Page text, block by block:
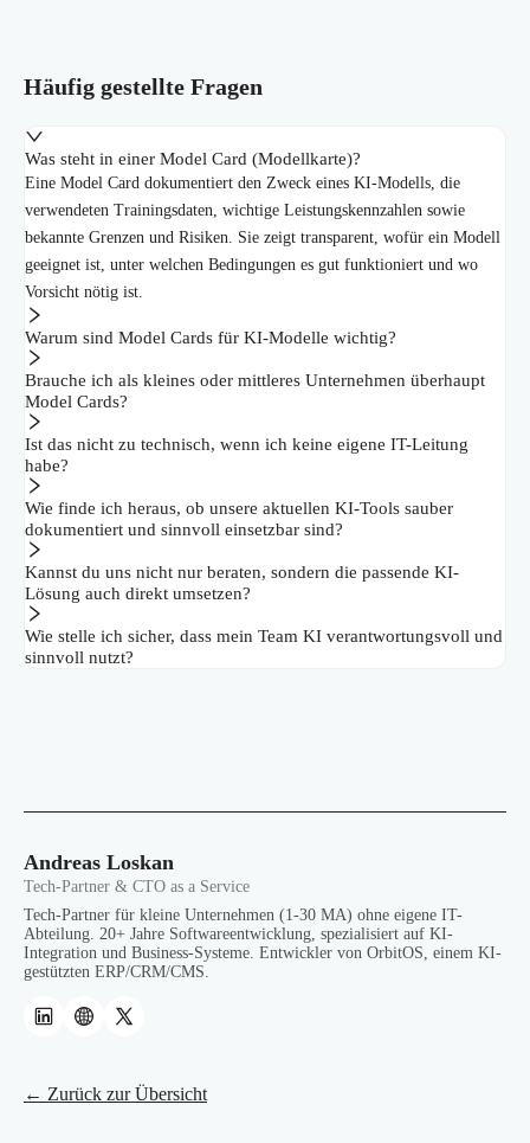
Häufig gestellte Fragen
Was steht in einer Model Card (Modellkarte)?
Eine Model Card dokumentiert den Zweck eines KI-Modells, die
verwendeten Trainingsdaten, wichtige Leistungskennzahlen sowie
bekannte Grenzen und Risiken. Sie zeigt transparent, wofür ein Modell
geeignet ist, unter welchen Bedingungen es gut funktioniert und wo
Vorsicht nötig ist.
Warum sind Model Cards für KI-Modelle wichtig?
Brauche ich als kleines oder mittleres Unternehmen überhaupt
Model Cards?
Ist das nicht zu technisch, wenn ich keine eigene IT-Leitung
habe?
Wie finde ich heraus, ob unsere aktuellen KI-Tools sauber
dokumentiert und sinnvoll einsetzbar sind?
Kannst du uns nicht nur beraten, sondern die passende KI-
Lösung auch direkt umsetzen?
Wie stelle ich sicher, dass mein Team KI verantwortungsvoll und
sinnvoll nutzt?
Andreas Loskan
Tech-Partner & CTO as a Service
Tech-Partner für kleine Unternehmen (1-30 MA) ohne eigene IT-
Abteilung. 20+ Jahre Softwareentwicklung, spezialisiert auf KI-
Integration und Business-Systeme. Entwickler von OrbitOS, einem KI-
gestützten ERP/CRM/CMS.
← Zurück zur Übersicht